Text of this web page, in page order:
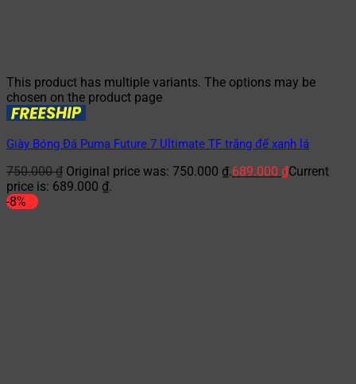
This product has multiple variants. The options may be
chosen on the product page
Giày Bóng Đá Puma Future 7 Ultimate TF trắng đế xanh lá
750.000₫ Original price was: 750.000 ₫.689.000 ₫Current
price is: 689.000 ₫.
-8%